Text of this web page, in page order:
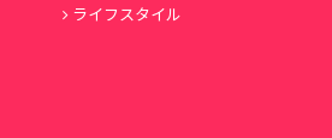
ライフスタイル